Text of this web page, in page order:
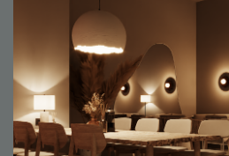
ніші бізнесу, немає
відкритих даних і аналітики.
Тому прийти до
потенційних інвесторів з
яскравими презентаціями
не вийде. Так само важко